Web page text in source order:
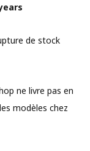
de stock
ne livre pas en
modèles chez